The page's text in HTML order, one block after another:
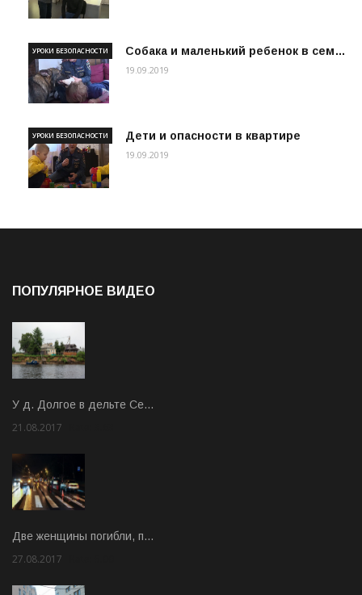
Собака и маленький ребенок в сем…
УРОКИ БЕЗОПАСНОСТИ
19.09.2019
Дети и опасности в квартире
УРОКИ БЕЗОПАСНОСТИ
19.09.2019
ПОПУЛЯРНОЕ ВИДЕО
У д. Долгое в дельте Се…
21.08.2017
Две женщины погибли, п…
27.08.2017